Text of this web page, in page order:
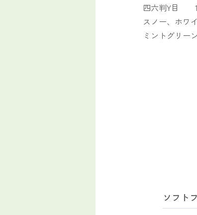
四六判Y目
スノー、ホワ
ミントグリー
ソフト